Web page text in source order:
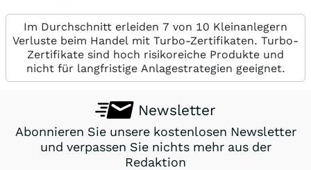
Im Durchschnitt erleiden 7 von 10 Kleinanlegern
Verluste beim Handel mit Turbo-Zertifikaten. Turbo-
Zertifikate sind hoch risikoreiche Produkte und
nicht für langfristige Anlagestrategien geeignet.
Newsletter
Abonnieren Sie unsere kostenlosen Newsletter
und verpassen Sie nichts mehr aus der
Redaktion